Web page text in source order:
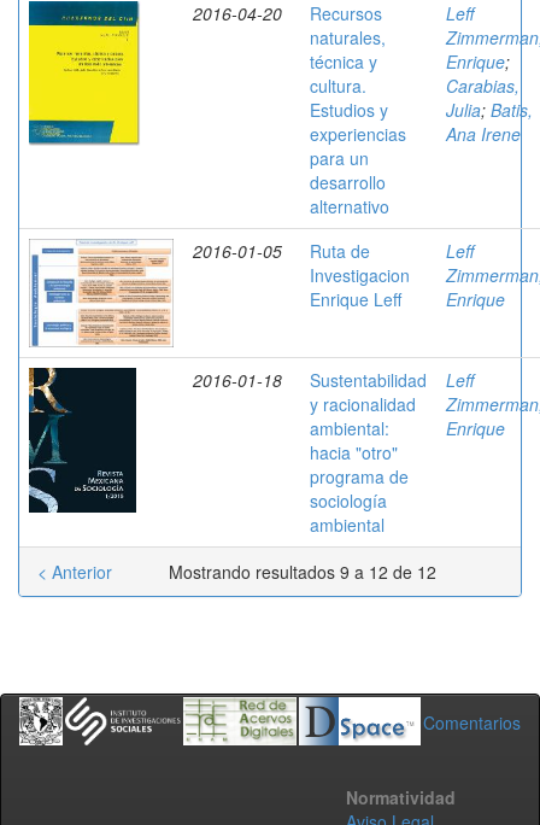
2016-04-20
Recursos
naturales,
técnica y
cultura.
Estudios y
experiencias
para un
desarrollo
alternativo
Leff
Enrique;
Carabias,
Julia; Batis,
Ana Irene
2016-01-05
Ruta de
Investigacion
Enrique Leff
Leff
Enrique
2016-01-18
Sustentabilidad
y racionalidad
ambiental:
hacia "otro"
programa de
sociología
ambiental
Leff
Enrique
Mostrando resultados 9 a 12 de 12
< Anterior
Comentarios
Normatividad